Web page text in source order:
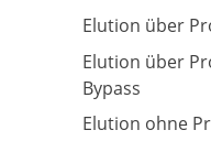
Elution über
Elution über
Bypass
Elution ohne